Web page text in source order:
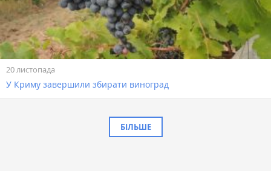
20 листопада
У Криму завершили збирати виноград
БІЛЬШЕ